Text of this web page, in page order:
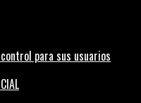
para sus usuarios